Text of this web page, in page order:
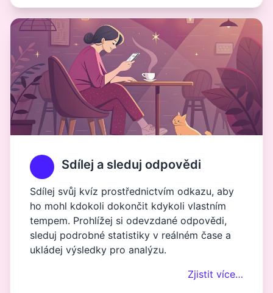
Sdílej a sleduj odpovědi
Sdílej svůj kvíz prostřednictvím odkazu, aby
ho mohl kdokoli dokončit kdykoli vlastním
tempem. Prohlížej si odevzdané odpovědi,
sleduj podrobné statistiky v reálném čase a
ukládej výsledky pro analýzu.
Zjistit více…